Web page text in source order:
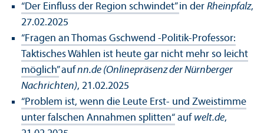
“Der Einfluss der Region schwindet”in der Rheinpfalz,
27.02.2025
“Fragen an Thomas Gschwend -Politik-Professor:
Taktisches Wählen ist heute gar nicht mehr so leicht
möglich”aufnn.de (Onlinepräsenz der Nürnberger
Nachrichten), 21.02.2025
“Problem ist, wenn die Leute Erst- und Zweistimme
unter falschen Annahmen splitten“ auf welt.de,